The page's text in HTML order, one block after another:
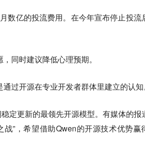
数亿的投流费用。在今年宣布停止投流
同时建议降低心理预期。
过开源在专业开发者群体里建立的认
定更新的最领先开源模型。有媒体的报
战”，希望借助Qwen的开源技术优势赢